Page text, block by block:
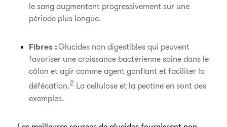
le sang augmentent progressivement sur une
période plus longue.
​​Fibres :Glucides non digestibles qui peuvent
favoriser une croissance bactérienne saine dans le
côlon et agir comme agent gonflant et faciliter la
défécation.2 La cellulose et la pectine en sont des
exemples.